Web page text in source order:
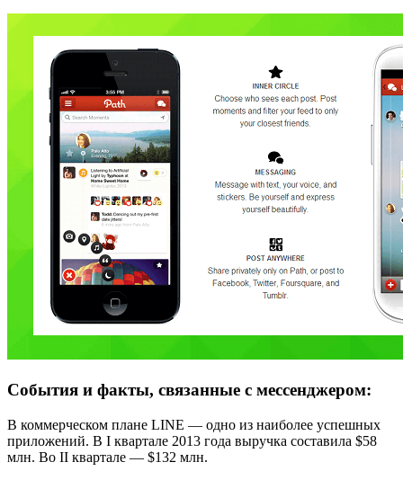
События и факты, связанные с мессенджером:
В коммерческом плане LINE — одно из наиболее успешных
приложений. В I квартале 2013 года выручка составила $58
млн. Во II квартале — $132 млн.